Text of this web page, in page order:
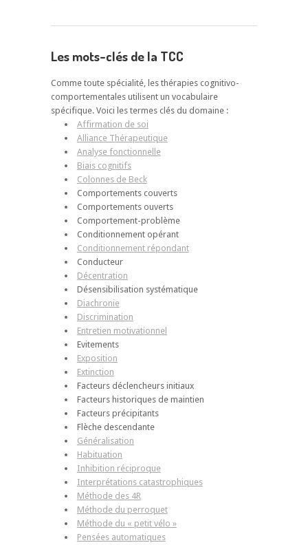
Les mots-clés de la TCC
Comme toute spécialité, les thérapies cognitivo-
comportementales utilisent un vocabulaire
spécifique. Voici les termes clés du domaine :
Affirmation de soi
Alliance Thérapeutique
Analyse fonctionnelle
Biais cognitifs
Colonnes de Beck
Comportements couverts
Comportements ouverts
Comportement-problème
Conditionnement opérant
Conditionnement répondant
Conducteur
Décentration
Désensibilisation systématique
Diachronie
Discrimination
Entretien motivationnel
Evitements
Exposition
Extinction
Facteurs déclencheurs initiaux
Facteurs historiques de maintien
Facteurs précipitants
Flèche descendante
Généralisation
Habituation
Inhibition réciproque
Interprétations catastrophiques
Méthode des 4R
Méthode du perroquet
Méthode du « petit vélo »
Pensées automatiques